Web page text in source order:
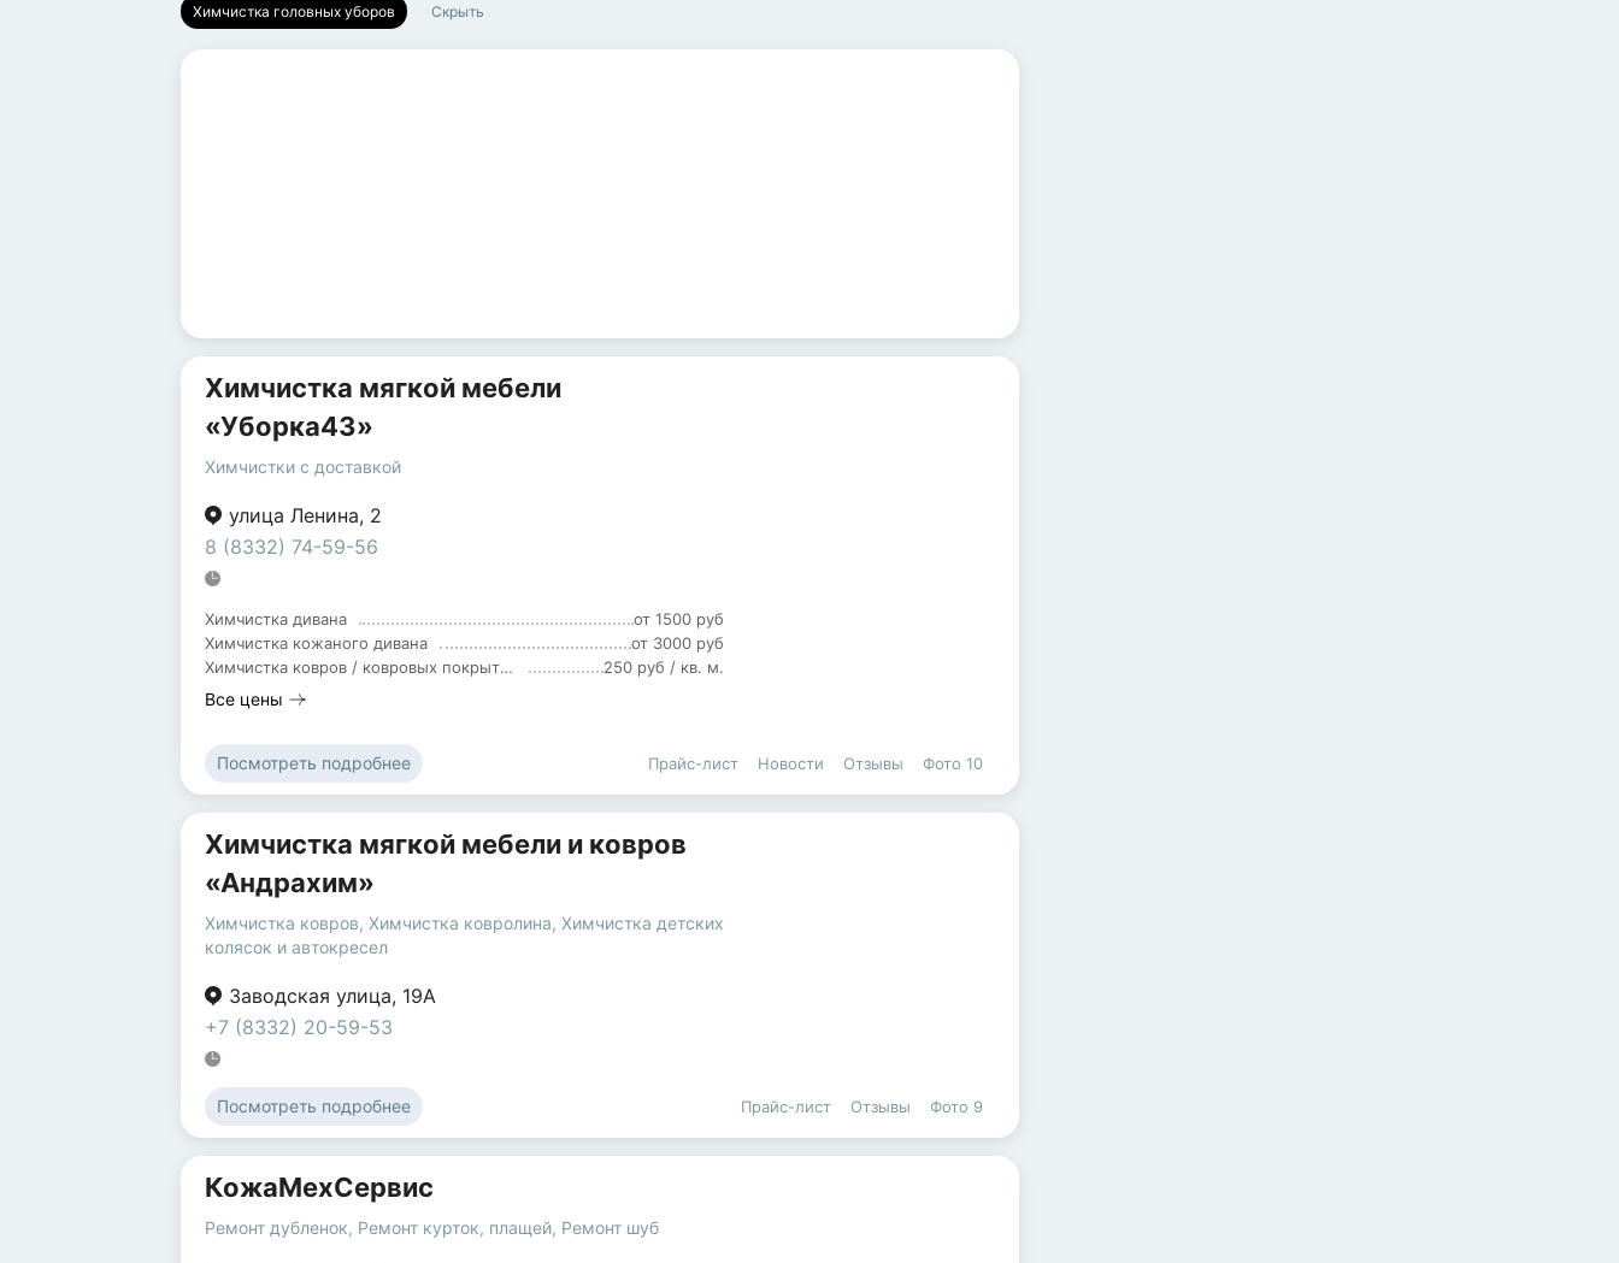
Химчистка головных уборов Скрыть
Химчистка мягкой мебели
«Уборка43»
Химчистки с доставкой
улица Ленина, 2
8 (8332) 74-59-56
Химчистка дивана
от 1500 руб
Химчистка кожаного дивана
от 3000 руб
Химчистка ковров / ковровых покрытий из синтетических материалов
250 руб / кв. м.
Все цены
Посмотреть подробнее Прайс-лист Новости Отзывы Фото 10
Химчистка мягкой мебели и ковров
«Андрахим»
Химчистка ковров, Химчистка ковролина, Химчистка детских
колясок и автокресел
Заводская улица, 19А
+7 (8332) 20-59-53
Посмотреть подробнее Прайс-лист Отзывы Фото 9
КожаМехСервис
Ремонт дубленок, Ремонт курток, плащей, Ремонт шуб